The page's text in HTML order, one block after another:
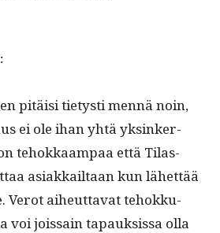
pitäisi tietysti men­nä noin,
ei ole ihan yhtä yksinker­
tehokkaam­paa että Tilas­
asi­akkail­taan kun lähet­tää
Verot aiheut­ta­vat tehokku­
voi jois­sain tapauk­sis­sa olla